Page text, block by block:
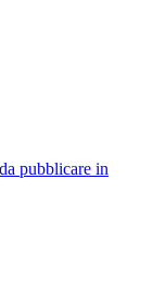
pubblicare in